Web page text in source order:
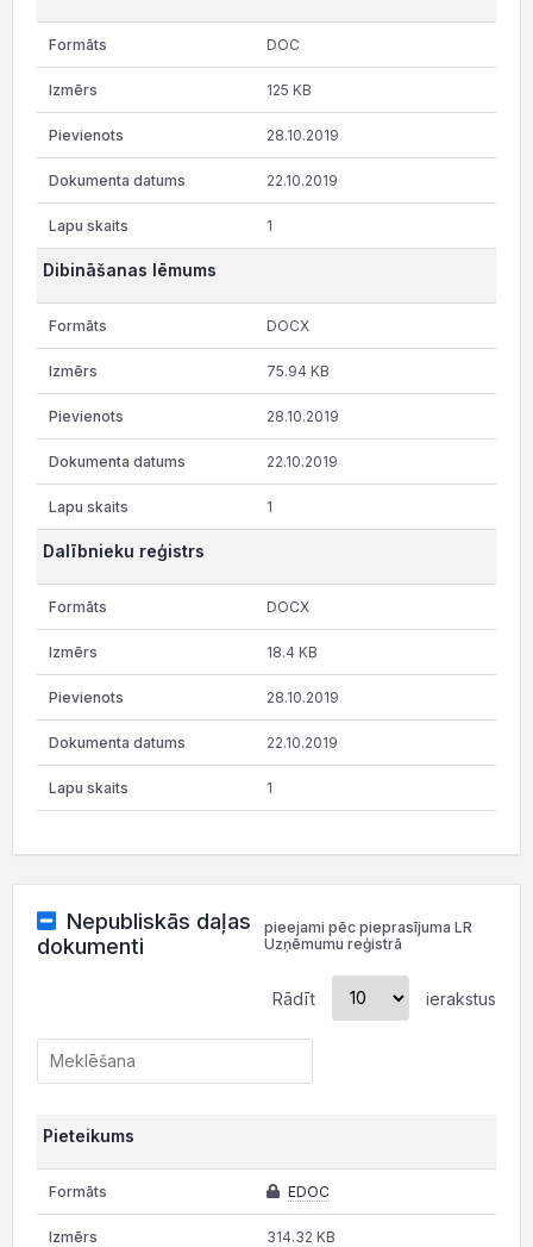
DOC
125 KB
28.10.2019
22.10.2019
1
Dibināšanas lēmums
DOCX
75.94 KB
28.10.2019
22.10.2019
1
Dalībnieku reģistrs
DOCX
18.4 KB
28.10.2019
22.10.2019
1
Nepubliskās daļas
dokumenti
pieejami pēc pieprasījuma LR
Uzņēmumu reģistrā
Rādīt ierakstus
Pieteikums
EDOC
314.32 KB